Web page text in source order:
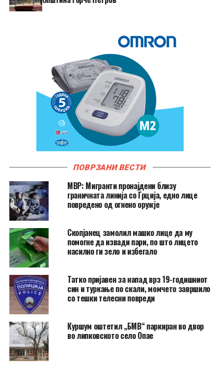
ПОВРЗАНИ ВЕСТИ
МВР: Мигранти пронајдени близу
граничната линија со Грција, едно лице
повредено од огнено оружје
Скопјанец замолил машко лице да му
помогне да извади пари, по што лицето
насилно ги зело и избегало
Татко пријавен за напад врз 19-годишниот
син и туркање по скали, момчето завршило
со тешки телесни повреди
Куршум оштетил „БМВ“ паркиран во двор
во липковското село Опае